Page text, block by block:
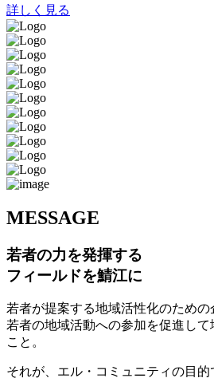
詳しく見る
MESSAGE
若者の力を発揮する
フィールドを鯖江に
若者が提案する地域活性化のための
若者の地域活動への参加を促進し
こと。
それが、エル・コミュニティの目的